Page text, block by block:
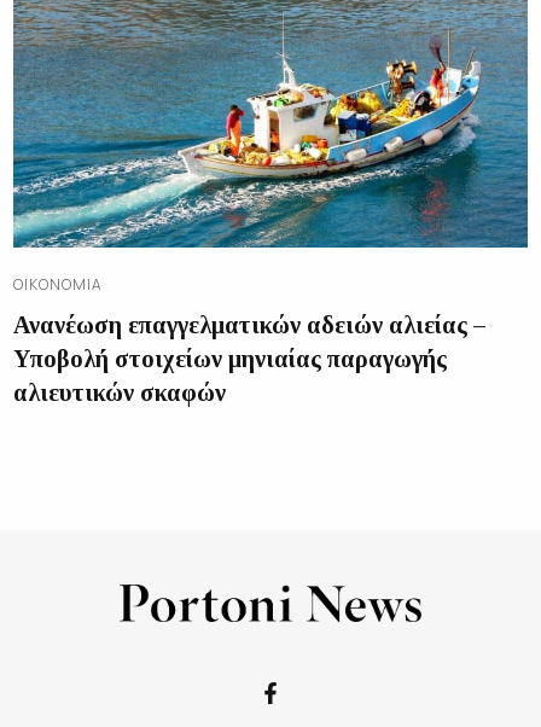
ΟΙΚΟΝΟΜΊΑ
Ανανέωση επαγγελματικών αδειών αλιείας –
Υποβολή στοιχείων μηνιαίας παραγωγής
αλιευτικών σκαφών